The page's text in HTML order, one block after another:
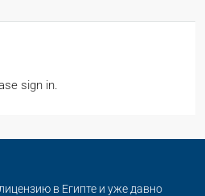
sign in.
в Египте и уже давно